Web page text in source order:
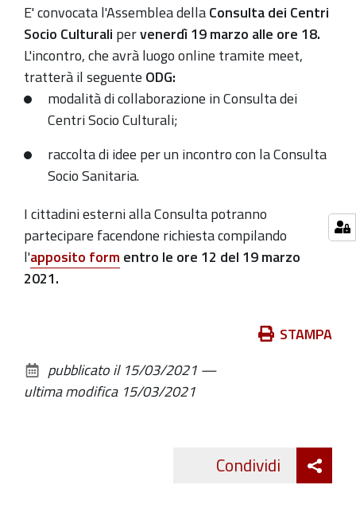
venerdì
19
marzo
alle
ore
2021-
2021-
03-
19T19:30:00+01:00
E' convocata l'Assemblea dellaConsulta dei Centri
Socio Culturali pervenerdì 19 marzo alle ore 18.
L'incontro, che avrà luogo online tramite meet,
tratterà il seguente ODG:
modalità di collaborazione in Consulta dei
Centri Socio Culturali;
raccolta di idee per un incontro con la Consulta
Socio Sanitaria.
I cittadini esterni alla Consulta potranno
partecipare facendone richiestacompilando
l'apposito form entro le ore 12 del 19 marzo
2021.
documento
STAMPA
pubblicato il 15/03/2021 —
ultima modifica 15/03/2021
Condividi